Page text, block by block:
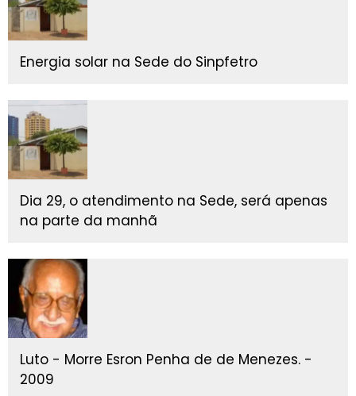
Energia solar na Sede do Sinpfetro
Dia 29, o atendimento na Sede, será apenas
na parte da manhã
Luto - Morre Esron Penha de de Menezes. -
2009